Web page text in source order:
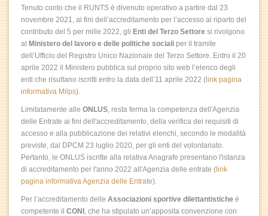
Tenuto conto che il RUNTS è divenuto operativo a partire dal 23
novembre 2021, ai fini dell’accreditamento per l’accesso al riparto del
contributo del 5 per mille 2022, gli Enti del Terzo Settore si rivolgono
al Ministero del lavoro e delle politiche sociali per il tramite
dell’Ufficio del Registro Unico Nazionale del Terzo Settore. Entro il 20
aprile 2022 il Ministero pubblica sul proprio sito web l’elenco degli
enti che risultano iscritti entro la data dell’11 aprile 2022 ( link pagina
informativa Milps).
Limitatamente alle ONLUS, resta ferma la competenza dell'Agenzia
delle Entrate ai fini dell'accreditamento, della verifica dei requisiti di
accesso e alla pubblicazione dei relativi elenchi, secondo le modalità
previste, dal DPCM 23 luglio 2020, per gli enti del volontariato.
Pertanto, le ONLUS iscritte alla relativa Anagrafe presentano l'istanza
di accreditamento per l'anno 2022 all'Agenzia delle entrate ( link
pagina informativa Agenzia delle Entrate).
Per l’accreditamento delle Associazioni sportive dilettantistiche è
competente il CONI , che ha stipulato un’apposita convenzione con